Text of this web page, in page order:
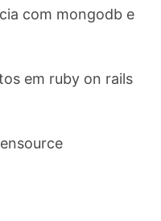
com mongodb e
em ruby on rails